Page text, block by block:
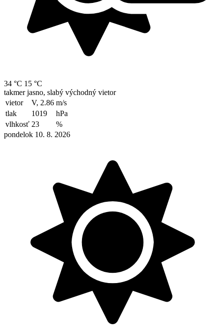
34 °C 15 °C
takmer jasno, slabý východný vietor
vietor
V, 2.86 m/s
tlak
1019
hPa
vlhkosť 23
%
pondelok 10. 8. 2026